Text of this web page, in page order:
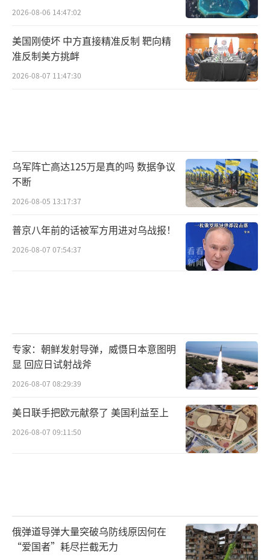
2026-08-06 14:47:02
美国刚使坏 中方直接精准反制 靶向精
准反制美方挑衅
2026-08-07 11:47:30
乌军阵亡高达125万是真的吗 数据争议
不断
2026-08-05 13:17:37
普京八年前的话被军方用进对乌战报！
2026-08-07 07:54:37
专家：朝鲜发射导弹，威慑日本意图明
显 回应日试射战斧
2026-08-07 08:29:39
美日联手把欧元献祭了 美国利益至上
2026-08-07 09:11:50
俄弹道导弹大量突破乌防线原因何在
“爱国者”耗尽拦截无力